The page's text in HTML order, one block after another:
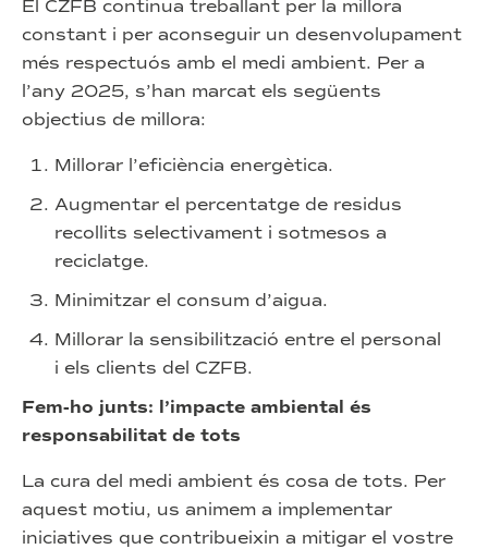
El CZFB continua treballant per la millora
constant i per aconseguir un desenvolupament
més respectuós amb el medi ambient. Per a
l’any 2025, s’han marcat els següents
objectius de millora:
Millorar l’eficiència energètica.
Augmentar el percentatge de residus
recollits selectivament i sotmesos a
reciclatge.
Minimitzar el consum d’aigua.
Millorar la sensibilització entre el personal
i els clients del CZFB.
Fem-ho junts: l’impacte ambiental és
responsabilitat de tots
La cura del medi ambient és cosa de tots. Per
aquest motiu, us animem a implementar
iniciatives que contribueixin a mitigar el vostre